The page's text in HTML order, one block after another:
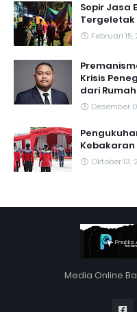
Sopir Jasa
Tergeletak
Februari 15,
Krisis
dari
Desember
Oktober 13,
Media Online